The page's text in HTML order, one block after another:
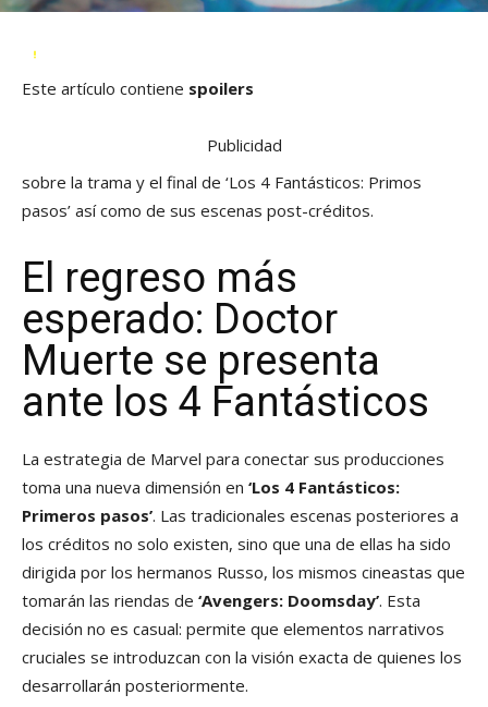
Este artículo contiene spoilers
Publicidad
sobre la trama y el final de ‘Los 4 Fantásticos: Primos
pasos’ así como de sus escenas post-créditos.
El regreso más
esperado: Doctor
Muerte se presenta
ante los 4 Fantásticos
La estrategia de Marvel para conectar sus producciones
toma una nueva dimensión en ‘Los 4 Fantásticos:
Primeros pasos’. Las tradicionales escenas posteriores a
los créditos no solo existen, sino que una de ellas ha sido
dirigida por los hermanos Russo, los mismos cineastas que
tomarán las riendas de ‘Avengers: Doomsday’. Esta
decisión no es casual: permite que elementos narrativos
cruciales se introduzcan con la visión exacta de quienes los
desarrollarán posteriormente.